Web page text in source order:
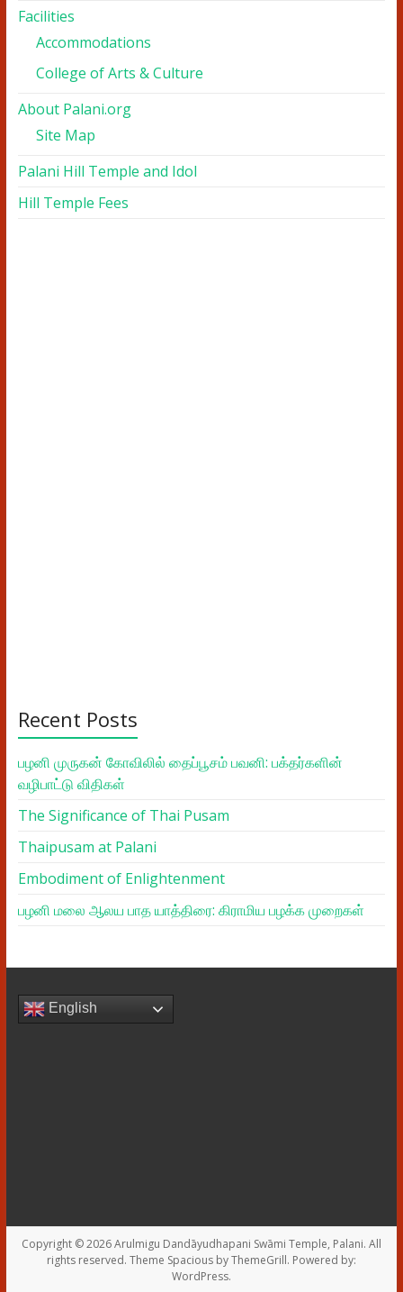
Facilities
Accommodations
College of Arts & Culture
About Palani.org
Site Map
Palani Hill Temple and Idol
Hill Temple Fees
Recent Posts
பழனி முருகன் கோவிலில் தைப்பூசம் பவனி: பக்தர்களின்
வழிபாட்டு விதிகள்
The Significance of Thai Pusam
Thaipusam at Palani
Embodiment of Enlightenment
பழனி மலை ஆலய பாத யாத்திரை: கிராமிய பழக்க முறைகள்
English
Copyright © 2026Arulmigu Dandāyudhapani Swāmi Temple, Palani. All
rights reserved. Theme Spaciousby ThemeGrill. Powered by:
WordPress.